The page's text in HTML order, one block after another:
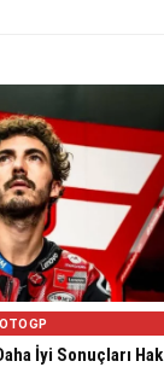
İyi Sonuçları Hak